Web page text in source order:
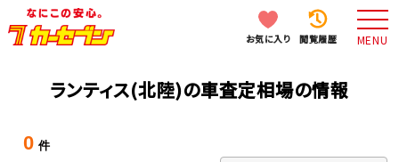
お気に入り 閲覧履歴 MENU
ランティス(北陸)の車査定相場の情報
0 件